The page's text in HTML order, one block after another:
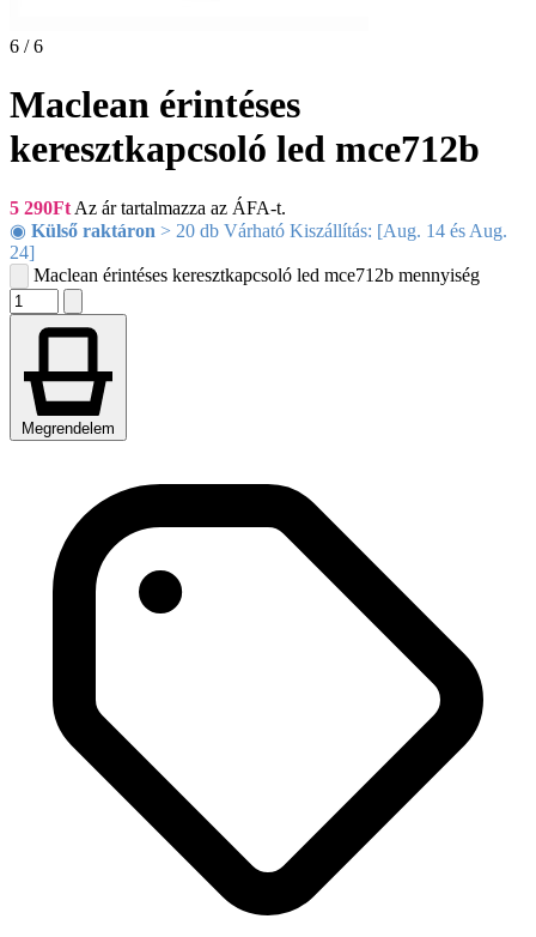
6 / 6
Maclean érintéses
keresztkapcsoló led mce712b
5 290Ft Az ár tartalmazza az ÁFA-t.
◉ Külső raktáron > 20 db Várható Kiszállítás: [Aug. 14 és Aug.
24]
Maclean érintéses keresztkapcsoló led mce712b mennyiség
Megrendelem